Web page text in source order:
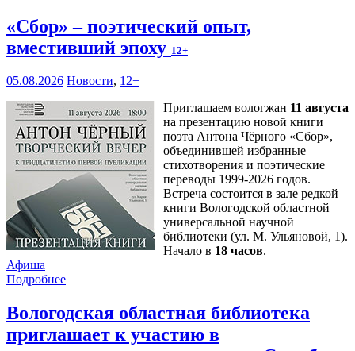
«Сбор» – поэтический опыт,
вместивший эпоху 12+
05.08.2026 Новости, 12+
Приглашаем вологжан 11 августа
на презентацию новой книги
поэта Антона Чёрного «Сбор»,
объединившей избранные
стихотворения и поэтические
переводы 1999-2026 годов.
Встреча состоится в зале редкой
книги Вологодской областной
универсальной научной
библиотеки (ул. М. Ульяновой, 1).
Начало в 18 часов.
Афиша
Подробнее
Вологодская областная библиотека
приглашает к участию в